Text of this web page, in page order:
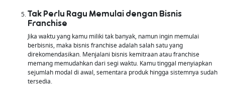
Tak Perlu Ragu Memulai dengan Bisnis
Franchise
Jika waktu yang kamu miliki tak banyak, namun ingin memulai
berbisnis, maka bisnis franchise adalah salah satu yang
direkomendasikan. Menjalani bisnis kemitraan atau franchise
memang memudahkan dari segi waktu. Kamu tinggal menyiapkan
sejumlah modal di awal, sementara produk hingga sistemnya sudah
tersedia.